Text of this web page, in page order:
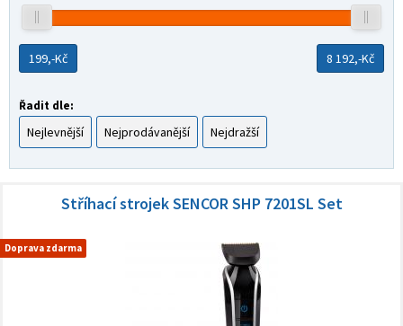
199,-Kč 8 192,-Kč
Řadit dle:
Nejlevnější Nejprodávanější Nejdražší
Doprava zdarma
Stříhací strojek SENCOR SHP 7201SL Set